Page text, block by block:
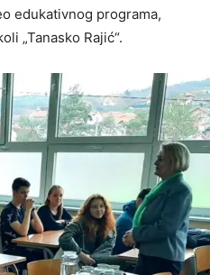
edukativnog programa,
„Tanasko Rajić“.